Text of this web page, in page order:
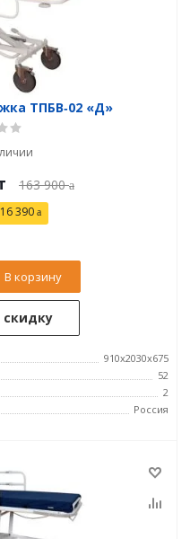
ТПБВ‑02 «Д»
163 900
16 390
В корзину
скидку
910x2030x675
52
2
Россия